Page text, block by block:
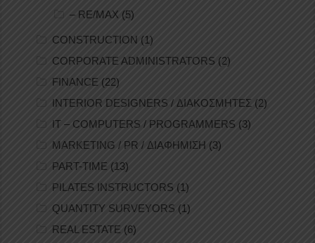
– RE/MAX (5)
CONSTRUCTION (1)
CORPORATE ADMINISTRATORS (2)
FINANCE (22)
INTERIOR DESIGNERS / ΔΙΑΚΟΣΜΗΤΕΣ (2)
IT – COMPUTERS / PROGRAMMERS (3)
MARKETING / PR / ΔΙΑΦΗΜΙΣΗ (3)
PART-TIME (13)
PILATES INSTRUCTORS (1)
QUANTITY SURVEYORS (1)
REAL ESTATE (6)